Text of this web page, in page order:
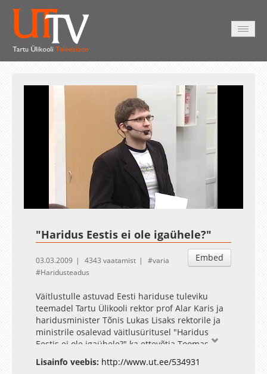
Unmute Loaded
0.35%
Esituskiirused
Auto
"Haridus Eestis ei ole igaühele?"
Embed
03.03.2009 4343 vaatamist
varia
Haridusteadus
Väitlustulle astuvad Eesti hariduse tuleviku
teemadel Tartu Ülikooli rektor prof Alar Karis ja
haridusminister Tõnis Lukas Lisaks rektorile ja
ministrile osalevad väitlusüritusel "Haridus
Eestis ei ole igaühele?" ka ettevõtja Toomas
Tamsar ja Noored Kooli õpetaja Marko Ringo.
Väitlust modereerib Andero Uusberg.
Lisainfo veebis: http://www.ut.ee/534931